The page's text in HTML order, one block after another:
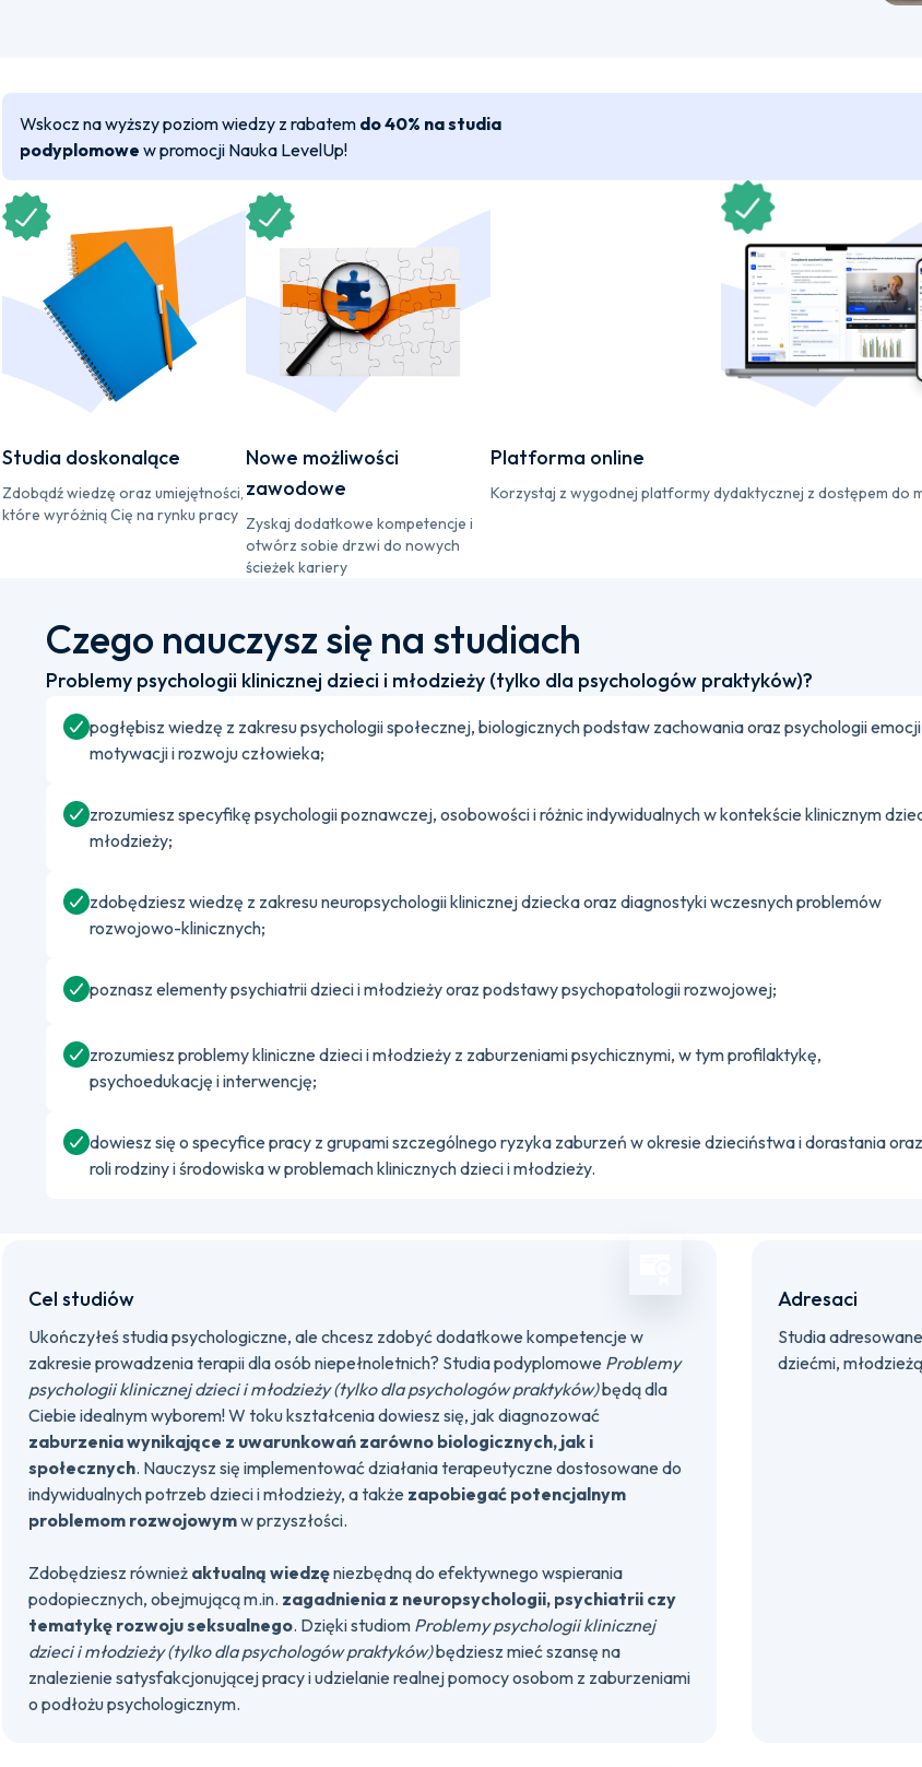
Wskocz na wyższy poziom wiedzy z rabatem do 40% na studia
podyplomowe w promocji Nauka LevelUp!
Studia doskonalące
Zdobądź wiedzę oraz umiejętności,
które wyróżnią Cię na rynku pracy
Nowe możliwości
zawodowe
Zyskaj dodatkowe kompetencje i
otwórz sobie drzwi do nowych
ścieżek kariery
Platforma online
Korzystaj z wygodnej platformy dydaktycznej z dostępem do
Czego nauczysz się na studiach
Problemy psychologii klinicznej dzieci i młodzieży (tylko dla psychologów praktyków)?
pogłębisz wiedzę z zakresu psychologii społecznej, biologicznych podstaw zachowania oraz psychologii
motywacji i rozwoju człowieka;
zrozumiesz specyfikę psychologii poznawczej, osobowości i różnic indywidualnych w kontekście klinicznym
młodzieży;
zdobędziesz wiedzę z zakresu neuropsychologii klinicznej dziecka oraz diagnostyki wczesnych problemów
rozwojowo-klinicznych;
poznasz elementy psychiatrii dzieci i młodzieży oraz podstawy psychopatologii rozwojowej;
zrozumiesz problemy kliniczne dzieci i młodzieży z zaburzeniami psychicznymi, w tym profilaktykę,
psychoedukację i interwencję;
dowiesz się o specyfice pracy z grupami szczególnego ryzyka zaburzeń w okresie dzieciństwa i dorastania
roli rodziny i środowiska w problemach klinicznych dzieci i młodzieży.
Cel studiów
Ukończyłeś studia psychologiczne, ale chcesz zdobyć dodatkowe kompetencje w
zakresie prowadzenia terapii dla osób niepełnoletnich? Studia podyplomowe Problemy
psychologii klinicznej dzieci i młodzieży (tylko dla psychologów praktyków)będą dla
Ciebie idealnym wyborem! W toku kształcenia dowiesz się, jak diagnozować
zaburzenia wynikające z uwarunkowań zarówno biologicznych, jak i
społecznych. Nauczysz się implementować działania terapeutyczne dostosowane do
indywidualnych potrzeb dzieci i młodzieży, a także zapobiegać potencjalnym
problemom rozwojowymw przyszłości.
Zdobędziesz również aktualną wiedzęniezbędną do efektywnego wspierania
podopiecznych, obejmującą m.in. zagadnienia z neuropsychologii, psychiatrii czy
tematykę rozwoju seksualnego. Dzięki studiom Problemy psychologii klinicznej
dzieci i młodzieży (tylko dla psychologów praktyków)będziesz mieć szansę na
znalezienie satysfakcjonującej pracy i udzielanie realnej pomocy osobom z zaburzeniami
o podłożu psychologicznym.
Adresaci
Studia
dziećmi,